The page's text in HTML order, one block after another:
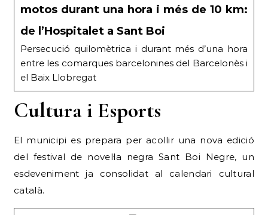
motos durant una hora i més de 10 km:
de l’Hospitalet a Sant Boi
Persecució quilomètrica i durant més d’una hora
entre les comarques barcelonines del Barcelonès i
el Baix Llobregat
Cultura i Esports
El municipi es prepara per acollir una nova edició
del festival de novel·la negra Sant Boi Negre, un
esdeveniment ja consolidat al calendari cultural
català.